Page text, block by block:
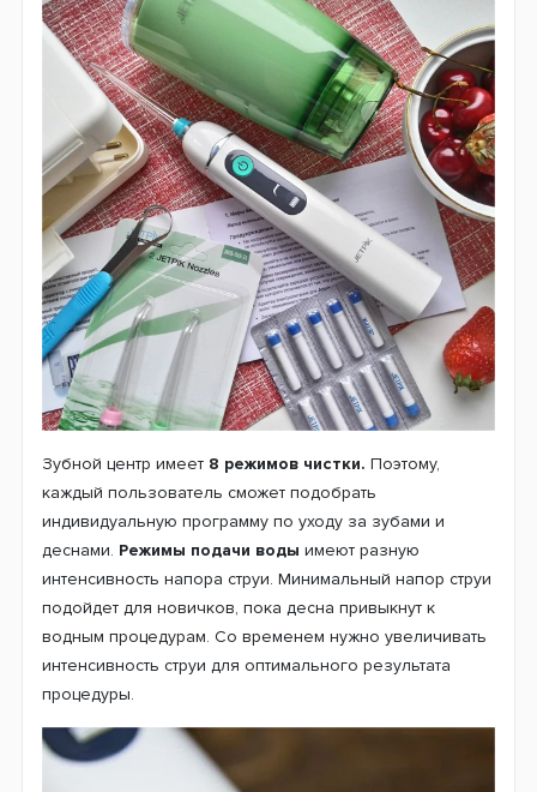
Зубной центр имеет 8 режимов чистки. Поэтому,
каждый пользователь сможет подобрать
индивидуальную программу по уходу за зубами и
деснами. Режимы подачи воды имеют разную
интенсивность напора струи. Минимальный напор струи
подойдет для новичков, пока десна привыкнут к
водным процедурам. Со временем нужно увеличивать
интенсивность струи для оптимального результата
процедуры.